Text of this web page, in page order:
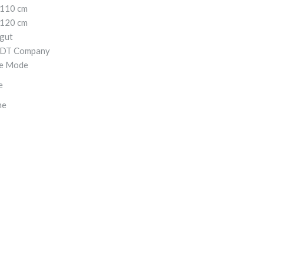
110 cm
120 cm
gut
DT Company
Mode